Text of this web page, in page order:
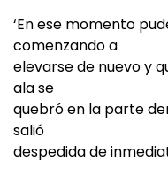
‘En ese momento
comenzando a
elevarse de nuevo y
ala se
quebró en la parte
salió
despedida de